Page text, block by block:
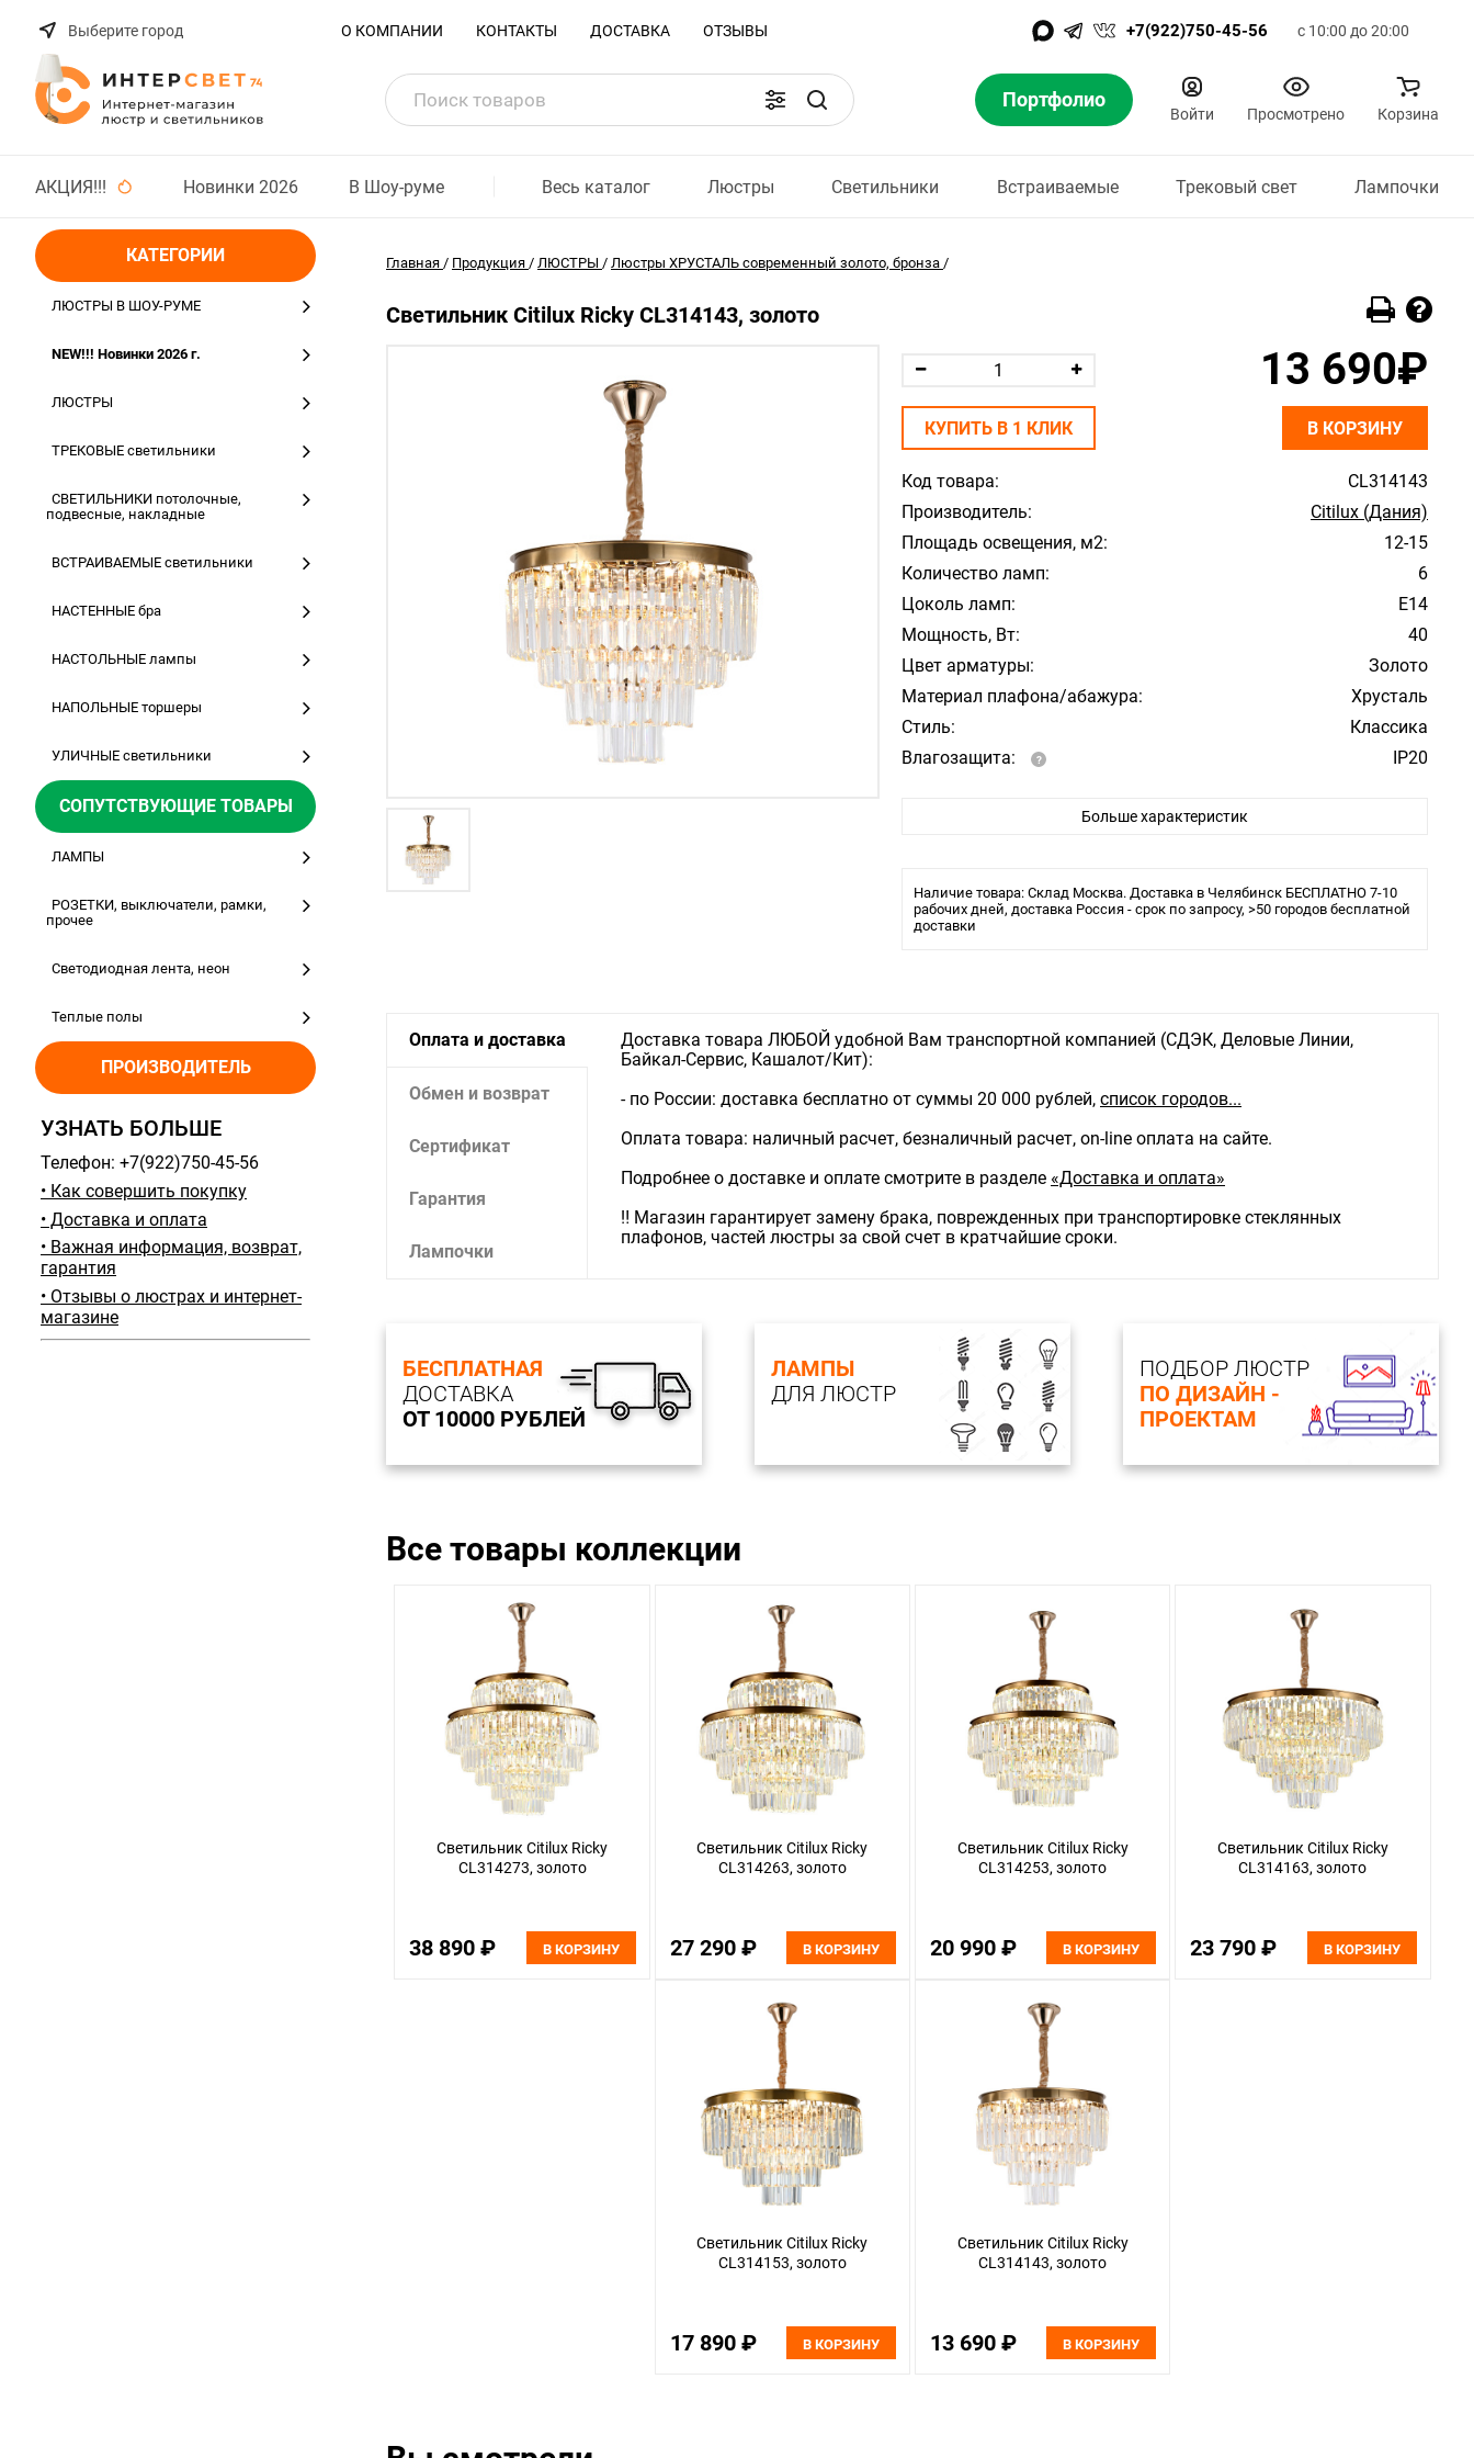
Выберите город О КОМПАНИИ КОНТАКТЫ ДОСТАВКА ОТЗЫВЫ +7(922)750-45-56 с 10:00 до 20:00
Портфолио
Войти Просмотрено Корзина
АКЦИЯ!!! Новинки 2026 В Шоу-руме Весь каталог Люстры Светильники Встраиваемые Трековый свет Лампочки
КАТЕГОРИИ
ЛЮСТРЫ В ШОУ-РУМЕ
NEW!!! Новинки 2026 г.
ЛЮСТРЫ
ТРЕКОВЫЕ светильники
СВЕТИЛЬНИКИ потолочные,
подвесные, накладные
ВСТРАИВАЕМЫЕ светильники
НАСТЕННЫЕ бра
НАСТОЛЬНЫЕ лампы
НАПОЛЬНЫЕ торшеры
УЛИЧНЫЕ светильники
СОПУТСТВУЮЩИЕ ТОВАРЫ
ЛАМПЫ
РОЗЕТКИ, выключатели, рамки,
прочее
Светодиодная лента, неон
Теплые полы
ПРОИЗВОДИТЕЛЬ
УЗНАТЬ БОЛЬШЕ
Телефон: +7(922)750-45-56
• Как совершить покупку
• Доставка и оплата
• Важная информация, возврат,
гарантия
• Отзывы о люстрах и интернет-
магазине
Главная / Продукция / ЛЮСТРЫ / Люстры ХРУСТАЛЬ современный золото, бронза /
Светильник Citilux Ricky CL314143, золото
Код товара:
CL314143
Производитель:
Citilux (Дания)
Площадь освещения, м2:
12-15
Количество ламп:
6
Цоколь ламп:
Е14
Мощность, Вт:
40
Цвет арматуры:
Золото
Материал плафона/абажура:
Хрусталь
Стиль:
Классика
Влагозащита:
IP20
Лампочки в комплекте:Больше характеристик
Наличие товара: Склад Москва. Доставка в Челябинск БЕСПЛАТНО 7-10
рабочих дней, доставка Россия - срок по запросу, >50 городов бесплатной
доставки
13 690₽
КУПИТЬ В 1 КЛИК В КОРЗИНУ
Оплата и доставка
Обмен и возврат
Сертификат
Гарантия
Лампочки
Доставка товара ЛЮБОЙ удобной Вам транспортной компанией (СДЭК, Деловые Линии,
Байкал-Сервис, Кашалот/Кит):
- по России: доставка бесплатно от суммы 20 000 рублей, список городов...
Оплата товара: наличный расчет, безналичный расчет, on-line оплата на сайте.
Подробнее о доставке и оплате смотрите в разделе «Доставка и оплата»
‼️ Магазин гарантирует замену брака, поврежденных при транспортировке стеклянных
плафонов, частей люстры за свой счет в кратчайшие сроки.
БЕСПЛАТНАЯ
ДОСТАВКА
ОТ 10000 РУБЛЕЙ
ЛАМПЫ
ДЛЯ ЛЮСТР
ПОДБОР ЛЮСТР
ПО ДИЗАЙН -
ПРОЕКТАМ
Все товары коллекции
Светильник Citilux Ricky
CL314273, золото
38 890 ₽ В КОРЗИНУ
Светильник Citilux Ricky
CL314263, золото
27 290 ₽ В КОРЗИНУ
Светильник Citilux Ricky
CL314253, золото
20 990 ₽ В КОРЗИНУ
Светильник Citilux Ricky
CL314163, золото
23 790 ₽ В КОРЗИНУ
Светильник Citilux Ricky
CL314153, золото
17 890 ₽ В КОРЗИНУ
Светильник Citilux Ricky
CL314143, золото
13 690 ₽ В КОРЗИНУ